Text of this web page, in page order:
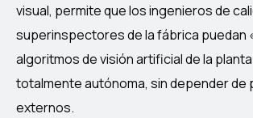
visual, permite que los ingenieros de
superinspectores de la fábrica puedan
algoritmos de visión artificial de la
totalmente autónoma, sin depender de
externos.